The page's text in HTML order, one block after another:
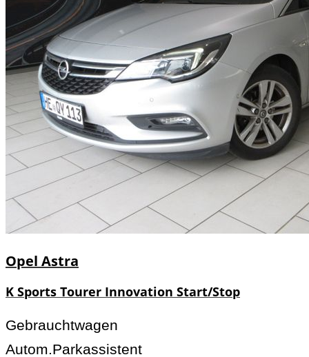
Opel Astra
K Sports Tourer Innovation Start/Stop
Gebrauchtwagen
Autom.Parkassistent